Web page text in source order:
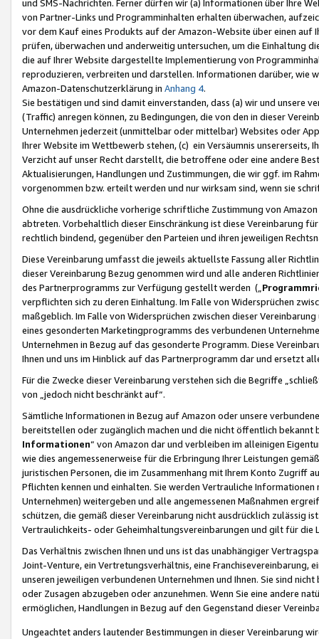
und SMS-Nachrichten. Ferner dürfen wir (a) Informationen über Ihre
von Partner-Links und Programminhalten erhalten überwachen,
vor dem Kauf eines Produkts auf der Amazon-Website über einen
prüfen, überwachen und anderweitig untersuchen, um die Einhaltung
die auf Ihrer Website dargestellte Implementierung von
reproduzieren, verbreiten und darstellen. Informationen darüber, wie
Amazon-Datenschutzerklärung in Anhang 4.
Sie bestätigen und sind damit einverstanden, dass (a) wir und
(Traffic) anregen können, zu Bedingungen, die von den in dieser
Unternehmen jederzeit (unmittelbar oder mittelbar) Websites oder
Ihrer Website im Wettbewerb stehen, (c) ein Versäumnis unsererseits,
Verzicht auf unser Recht darstellt, die betroffene oder eine andere
Aktualisierungen, Handlungen und Zustimmungen, die wir ggf. im
vorgenommen bzw. erteilt werden und nur wirksam sind, wenn sie
Ohne die ausdrückliche vorherige schriftliche Zustimmung von
abtreten. Vorbehaltlich dieser Einschränkung ist diese Vereinbarung
rechtlich bindend, gegenüber den Parteien und ihren jeweiligen
Diese Vereinbarung umfasst die jeweils aktuellste Fassung aller
dieser Vereinbarung Bezug genommen wird und alle anderen
des Partnerprogramms zur Verfügung gestellt werden („
verpflichten sich zu deren Einhaltung. Im Falle von Widersprüchen
maßgeblich. Im Falle von Widersprüchen zwischen dieser
eines gesonderten Marketingprogramms des verbundenen
Unternehmen in Bezug auf das gesonderte Programm. Diese
Ihnen und uns im Hinblick auf das Partnerprogramm dar und ersetzt
Für die Zwecke dieser Vereinbarung verstehen sich die Begriffe
von „jedoch nicht beschränkt auf“.
Sämtliche Informationen in Bezug auf Amazon oder unsere
bereitstellen oder zugänglich machen und die nicht öffentlich
Informationen“ von Amazon dar und verbleiben im alleinigen
wie dies angemessenerweise für die Erbringung Ihrer Leistungen
juristischen Personen, die im Zusammenhang mit Ihrem Konto
Pflichten kennen und einhalten. Sie werden Vertrauliche
Unternehmen) weitergeben und alle angemessenen Maßnahmen
schützen, die gemäß dieser Vereinbarung nicht ausdrücklich zulässig
Vertraulichkeits- oder Geheimhaltungsvereinbarungen und gilt für die
Das Verhältnis zwischen Ihnen und uns ist das unabhängiger
Joint-Venture, ein Vertretungsverhältnis, eine Franchisevereinbarung,
unseren jeweiligen verbundenen Unternehmen und Ihnen. Sie sind
oder Zusagen abzugeben oder anzunehmen. Wenn Sie eine andere
ermöglichen, Handlungen in Bezug auf den Gegenstand dieser
Ungeachtet anders lautender Bestimmungen in dieser Vereinbarung